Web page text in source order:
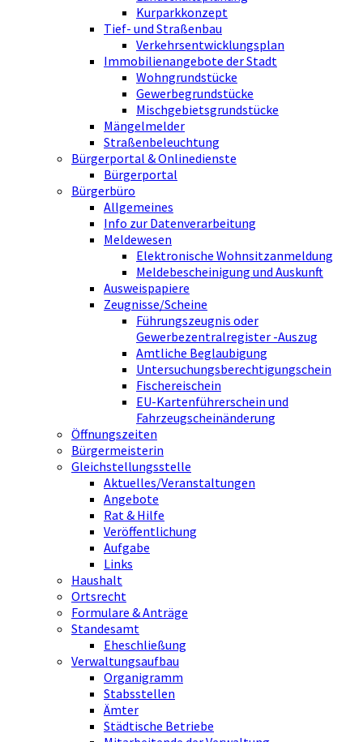
Kurparkkonzept
Tief- und Straßenbau
Verkehrsentwicklungsplan
Immobilienangebote der Stadt
Wohngrundstücke
Gewerbegrundstücke
Mischgebietsgrundstücke
Mängelmelder
Straßenbeleuchtung
Bürgerportal & Onlinedienste
Bürgerportal
Bürgerbüro
Allgemeines
Info zur Datenverarbeitung
Meldewesen
Elektronische Wohnsitzanmeldung
Meldebescheinigung und Auskunft
Ausweispapiere
Zeugnisse/Scheine
Führungszeugnis oder
Gewerbezentralregister -Auszug
Amtliche Beglaubigung
Untersuchungsberechtigungschein
Fischereischein
EU-Kartenführerschein und
Fahrzeugscheinänderung
Öffnungszeiten
Bürgermeisterin
Gleichstellungsstelle
Aktuelles/Veranstaltungen
Angebote
Rat & Hilfe
Veröffentlichung
Aufgabe
Links
Haushalt
Ortsrecht
Formulare & Anträge
Standesamt
Eheschließung
Verwaltungsaufbau
Organigramm
Stabsstellen
Ämter
Städtische Betriebe